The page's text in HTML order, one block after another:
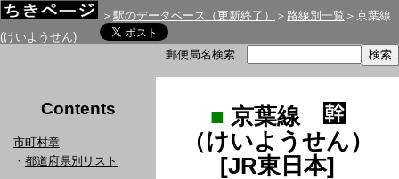
＞ 駅のデータベース（更新終了） ＞ 路線別一覧 ＞京葉線
(けいようせん)
郵便局名検索
Contents
市町村章
・ 都道府県別リスト
■ 京葉線
（けいようせん）
[JR東日本]